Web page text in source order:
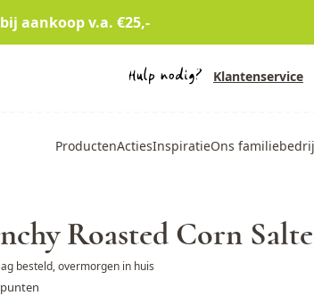
aankoop v.a. €25,-
Klantenservice
ProductenActiesInspiratieOns
Roasted Corn
besteld, overmorgen in huis